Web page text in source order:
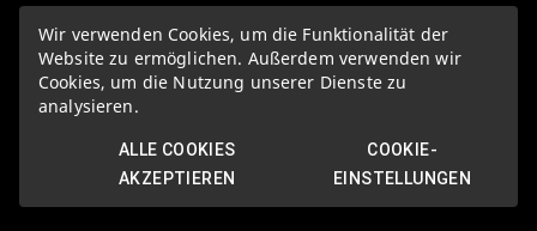
Wir verwenden Cookies, um die Funktionalität der
Website zu ermöglichen. Außerdem verwenden wir
Cookies, um die Nutzung unserer Dienste zu
analysieren.
ALLE COOKIES
AKZEPTIEREN
COOKIE-
EINSTELLUNGEN